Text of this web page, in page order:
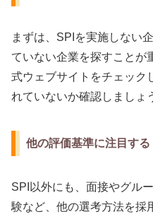
まずは、SPIを実施しない
ていない企業を探すことが
式ウェブサイトをチェック
れていないか確認しましょ
他の評価基準に注目する
SPI以外にも、面接やグル
験など、他の選考方法を採